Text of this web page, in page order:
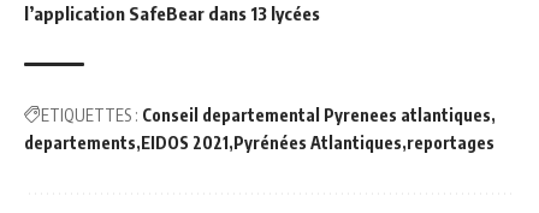
l’application SafeBear dans 13 lycées
ETIQUETTES : Conseil departemental Pyrenees atlantiques
departements EIDOS 2021 Pyrénées Atlantiques reportages